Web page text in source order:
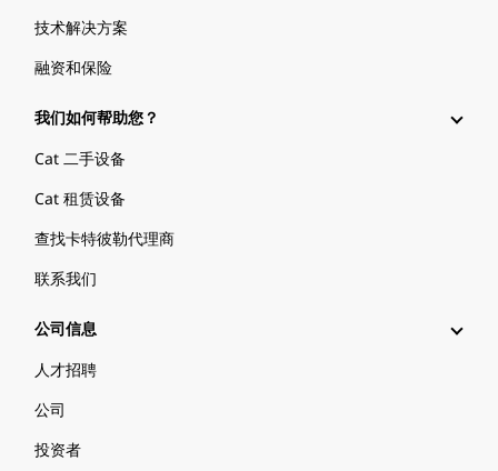
技术解决方案
融资和保险
我们如何帮助您？
Cat 二手设备
Cat 租赁设备
查找卡特彼勒代理商
联系我们
公司信息
人才招聘
公司
投资者